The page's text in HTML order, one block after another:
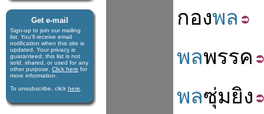
Get e-mail
Sign-up to join our mail­ing
list. You'll receive e­mail
notification when this site is
updated. Your privacy is
guaran­teed; this list is not
sold, shared, or used for any
other purpose. Click here for
more infor­mation.
To unsubscribe, click here
กองพล
พลพรรค
พลซุ่มยิง